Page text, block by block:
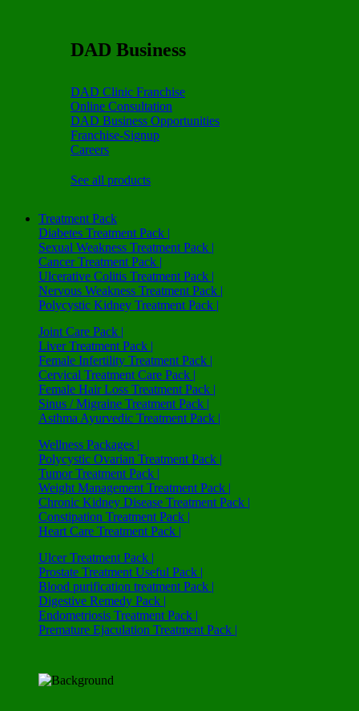
DAD Business
DAD Clinic Franchise
Online Consultation
DAD Business Opportunities
Franchise-Signup
Careers
See all products
Treatment Pack
Diabetes Treatment Pack |
Sexual Weakness Treatment Pack |
Cancer Treatment Pack |
Ulcerative Colitis Treatment Pack |
Nervous Weakness Treatment Pack |
Polycystic Kidney Treatment Pack |
Joint Care Pack |
Liver Treatment Pack |
Female Infertility Treatment Pack |
Cervical Treatment Care Pack |
Female Hair Loss Treatment Pack |
Sinus / Migraine Treatment Pack |
Asthma Ayurvedic Treatment Pack |
Wellness Packages |
Polycystic Ovarian Treatment Pack |
Tumor Treatment Pack |
Weight Management Treatment Pack |
Chronic Kidney Disease Treatment Pack |
Constipation Treatment Pack |
Heart Care Treatment Pack |
Ulcer Treatment Pack |
Prostate Treatment Useful Pack |
Blood purification treatment Pack |
Digestive Remedy Pack |
Endometriosis Treatment Pack |
Premature Ejaculation Treatment Pack |